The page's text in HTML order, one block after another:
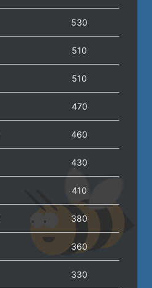
530
510
510
470
460
430
410
380
360
330